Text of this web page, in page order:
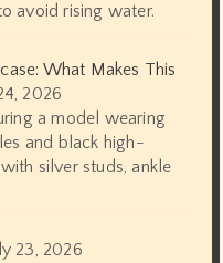
avoid rising water.
What Makes This
2026
a model wearing
and black high-
silver studs, ankle
23, 2026